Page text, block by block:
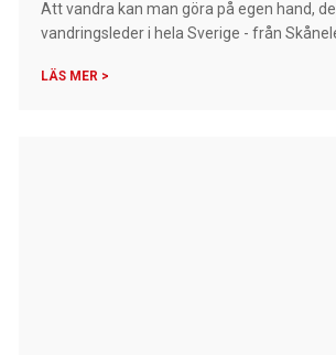
Att vandra kan man göra på egen hand,
vandringsleder i hela Sverige - från
LÄS MER >